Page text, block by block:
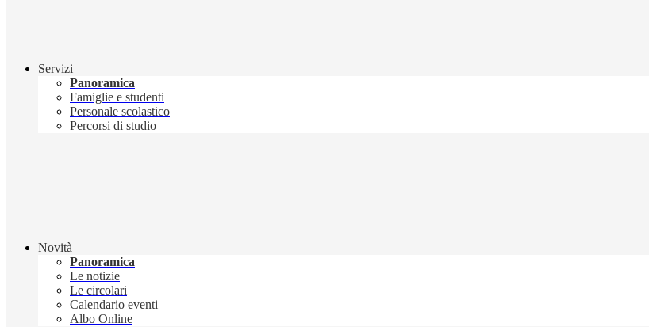
Servizi
Panoramica
Famiglie e studenti
Personale scolastico
Percorsi di studio
Novità
Panoramica
Le notizie
Le circolari
Calendario eventi
Albo Online